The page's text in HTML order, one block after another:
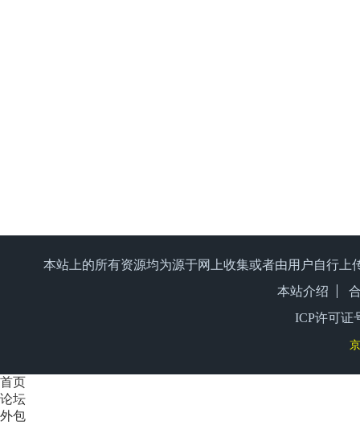
本站上的所有资源均为源于网上收集或者由用户自行
本站介绍
ICP许可证
首页
论坛
外包